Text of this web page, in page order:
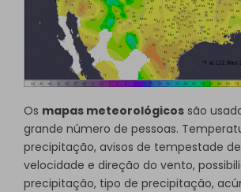
Os mapas meteorológicos são
grande número de pessoas.
precipitação, avisos de tempestade
velocidade e direção do vento,
precipitação, tipo de precipitação,